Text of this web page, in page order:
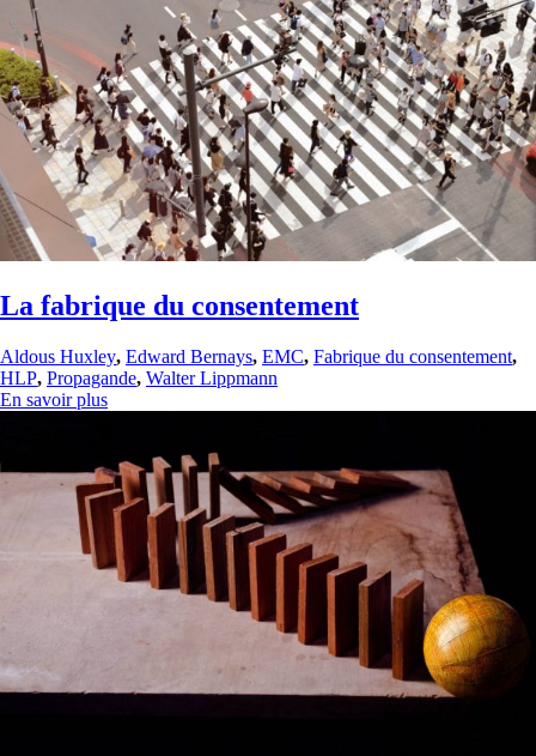
La fabrique du consentement
Aldous Huxley, Edward Bernays, EMC, Fabrique du consentement,
HLP, Propagande, Walter Lippmann
En savoir plus